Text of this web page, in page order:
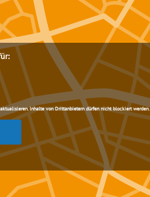
Inhalte von Drittanbietern dürfen nicht blockiert werden.